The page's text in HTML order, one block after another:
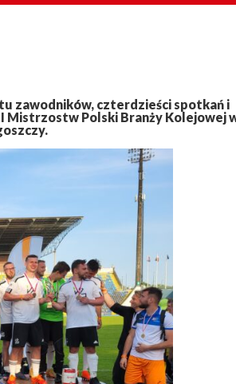
zawodników, czterdzieści spotkań i
Mistrzostw Polski Branży Kolejowej